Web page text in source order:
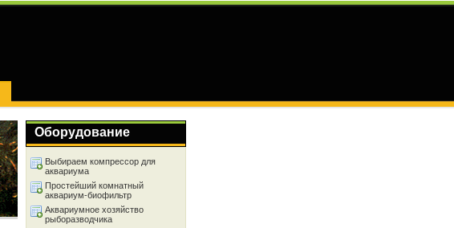
Оборудование
Выбираем компрессор для
аквариума
Простейший комнатный
аквариум-биофильтр
Аквариумное хозяйство
рыборазводчика